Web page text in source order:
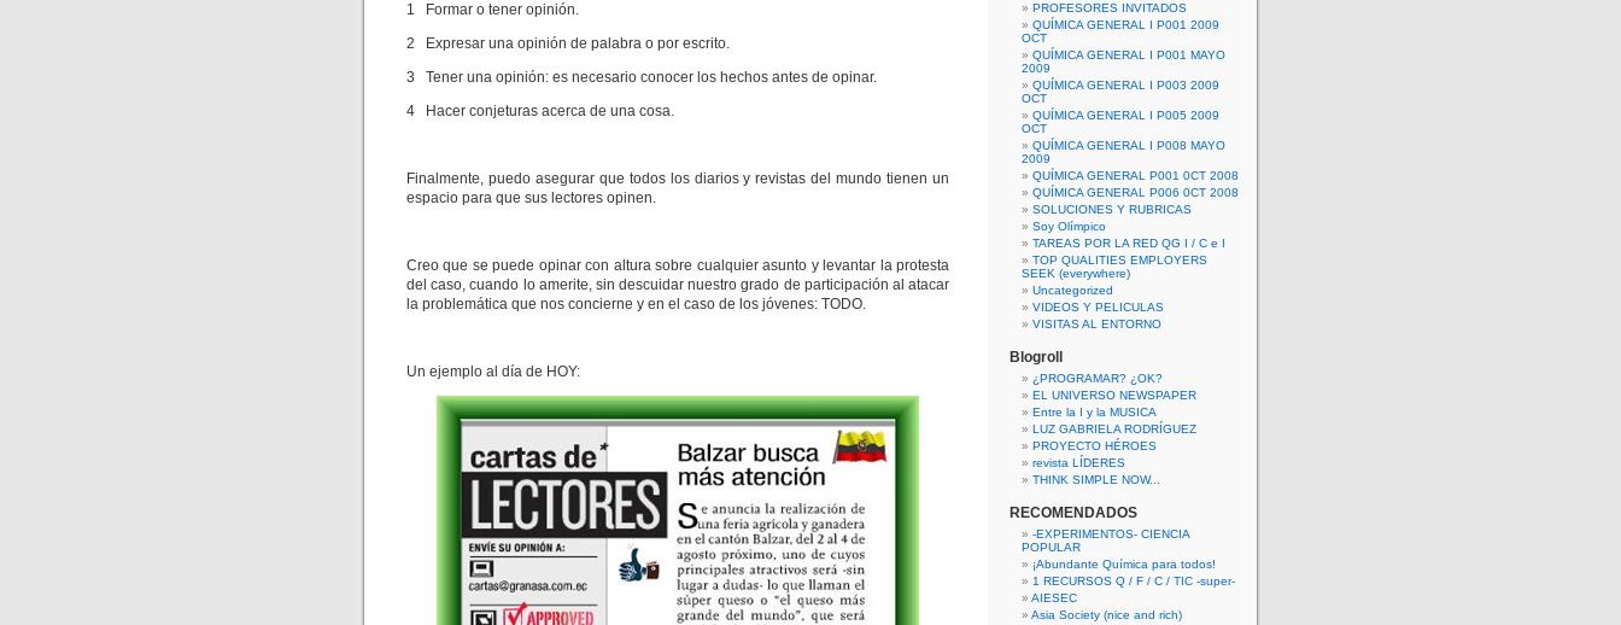
1 Formar o tener opinión.
2 Expresar una opinión de palabra o por escrito.
3 Tener una opinión: es necesario conocer los hechos antes de opinar.
4 Hacer conjeturas acerca de una cosa.
Finalmente, puedo asegurar que todos los diarios y revistas del mundo tienen un
espacio para que sus lectores opinen.
Creo que se puede opinar con altura sobre cualquier asunto y levantar la protesta
del caso, cuando lo amerite, sin descuidar nuestro grado de participación al atacar
la problemática que nos concierne y en el caso de los jóvenes: TODO.
Un ejemplo al día de HOY:
PROFESORES INVITADOS
QUÍMICA GENERAL I P001 2009
OCT
QUÍMICA GENERAL I P001 MAYO
2009
QUÍMICA GENERAL I P003 2009
OCT
QUÍMICA GENERAL I P005 2009
OCT
QUÍMICA GENERAL I P008 MAYO
2009
QUÍMICA GENERAL P001 0CT 2008
QUÍMICA GENERAL P006 0CT 2008
SOLUCIONES Y RUBRICAS
Soy Olímpico
TAREAS POR LA RED QG I / C e I
TOP QUALITIES EMPLOYERS
SEEK (everywhere)
Uncategorized
VIDEOS Y PELICULAS
VISITAS AL ENTORNO
Blogroll
¿PROGRAMAR? ¿OK?
EL UNIVERSO NEWSPAPER
Entre la I y la MUSICA
LUZ GABRIELA RODRÍGUEZ
PROYECTO HÉROES
revista LÍDERES
THINK SIMPLE NOW...
RECOMENDADOS
-EXPERIMENTOS- CIENCIA
POPULAR
¡Abundante Química para todos!
1 RECURSOS Q / F / C / TIC -super-
AIESEC
Asia Society (nice and rich)